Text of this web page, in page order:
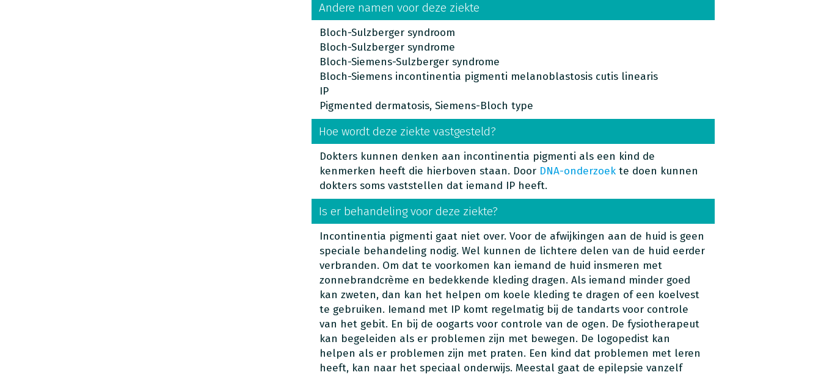
Andere namen voor deze ziekte
Bloch-Sulzberger syndroom
Bloch-Sulzberger syndrome
Bloch-Siemens-Sulzberger syndrome
Bloch-Siemens incontinentia pigmenti melanoblastosis cutis linearis
IP
Pigmented dermatosis, Siemens-Bloch type
Hoe wordt deze ziekte vastgesteld?
Dokters kunnen denken aan incontinentia pigmenti als een kind de
kenmerken heeft die hierboven staan. Door DNA-onderzoekte doen kunnen
dokters soms vaststellen dat iemand IP heeft.
Is er behandeling voor deze ziekte?
Incontinentia pigmenti gaat niet over. Voor de afwijkingen aan de huid is geen
speciale behandeling nodig. Wel kunnen de lichtere delen van de huid eerder
verbranden. Om dat te voorkomen kan iemand de huid insmeren met
zonnebrandcrème en bedekkende kleding dragen. Als iemand minder goed
kan zweten, dan kan het helpen om koele kleding te dragen of een koelvest
te gebruiken. Iemand met IP komt regelmatig bij de tandarts voor controle
van het gebit. En bij de oogarts voor controle van de ogen. De fysiotherapeut
kan begeleiden als er problemen zijn met bewegen. De logopedist kan
helpen als er problemen zijn met praten. Een kind dat problemen met leren
heeft, kan naar het speciaal onderwijs. Meestal gaat de epilepsie vanzelf